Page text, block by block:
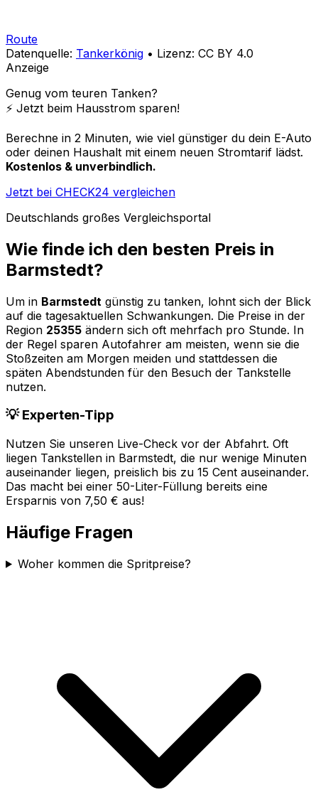
Route
Datenquelle: Tankerkönig • Lizenz: CC BY 4.0
Anzeige
Genug vom teuren Tanken?
⚡️ Jetzt beim Hausstrom sparen!
Berechne in 2 Minuten, wie viel günstiger du dein E-Auto
oder deinen Haushalt mit einem neuen Stromtarif lädst.
Kostenlos & unverbindlich.
Jetzt bei CHECK24 vergleichen
Deutschlands großes Vergleichsportal
Wie finde ich den besten Preis in
Barmstedt?
Um in Barmstedt günstig zu tanken, lohnt sich der Blick
auf die tagesaktuellen Schwankungen. Die Preise in der
Region 25355 ändern sich oft mehrfach pro Stunde. In
der Regel sparen Autofahrer am meisten, wenn sie die
Stoßzeiten am Morgen meiden und stattdessen die
späten Abendstunden für den Besuch der Tankstelle
nutzen.
💡 Experten-Tipp
Nutzen Sie unseren Live-Check vor der Abfahrt. Oft
liegen Tankstellen in Barmstedt, die nur wenige Minuten
auseinander liegen, preislich bis zu 15 Cent auseinander.
Das macht bei einer 50-Liter-Füllung bereits eine
Ersparnis von 7,50 € aus!
Häufige Fragen
Woher kommen die Spritpreise?